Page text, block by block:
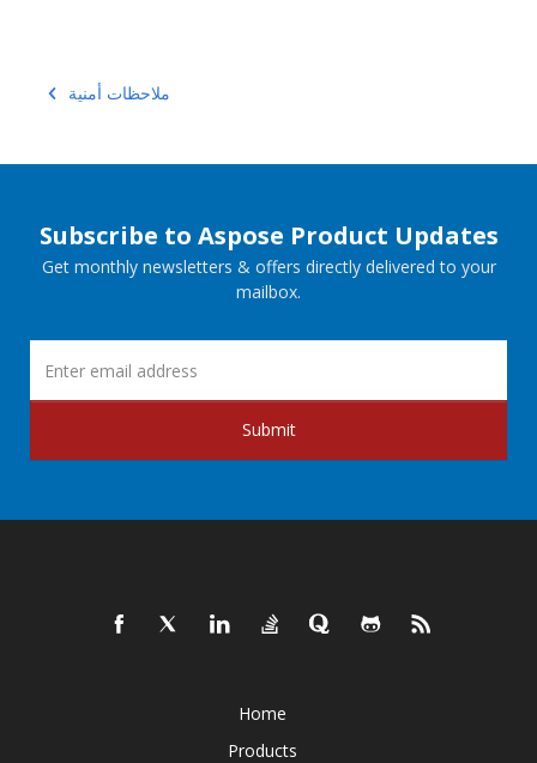
ملاحظات أمنية
Subscribe to Aspose Product Updates
Get monthly newsletters & offers directly delivered to your
mailbox.
Submit
Home
Products